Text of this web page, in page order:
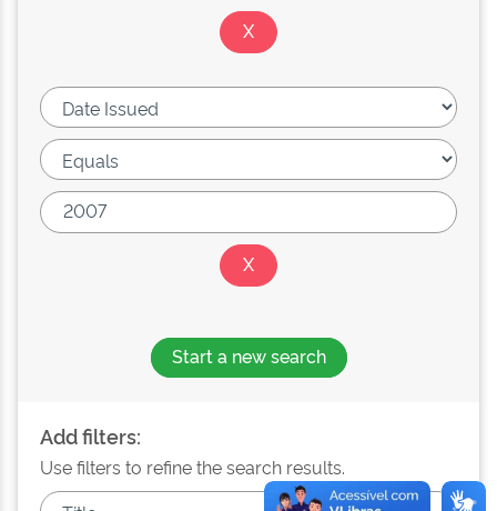
Start a new search
Add filters:
Use filters to refine the search results.